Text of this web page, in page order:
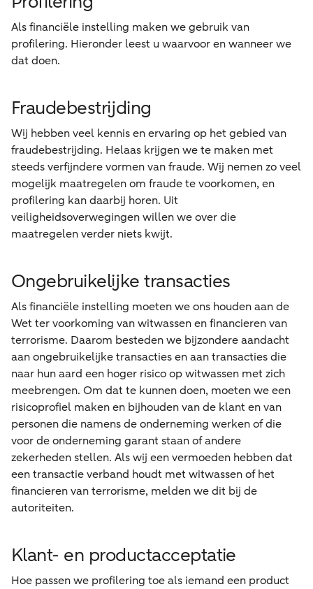
Als financiële instelling maken we gebruik van
profilering. Hieronder leest u waarvoor en wanneer we
dat doen.
Fraudebestrijding
Wij hebben veel kennis en ervaring op het gebied van
fraudebestrijding. Helaas krijgen we te maken met
steeds verfijndere vormen van fraude. Wij nemen zo veel
mogelijk maatregelen om fraude te voorkomen, en
profilering kan daarbij horen. Uit
veiligheidsoverwegingen willen we over die
maatregelen verder niets kwijt.
Ongebruikelijke transacties
Als financiële instelling moeten we ons houden aan de
Wet ter voorkoming van witwassen en financieren van
terrorisme. Daarom besteden we bijzondere aandacht
aan ongebruikelijke transacties en aan transacties die
naar hun aard een hoger risico op witwassen met zich
meebrengen. Om dat te kunnen doen, moeten we een
risicoprofiel maken en bijhouden van de klant en van
personen die namens de onderneming werken of die
voor de onderneming garant staan of andere
zekerheden stellen. Als wij een vermoeden hebben dat
een transactie verband houdt met witwassen of het
financieren van terrorisme, melden we dit bij de
autoriteiten.
Klant- en productacceptatie
Hoe passen we profilering toe als iemand een product